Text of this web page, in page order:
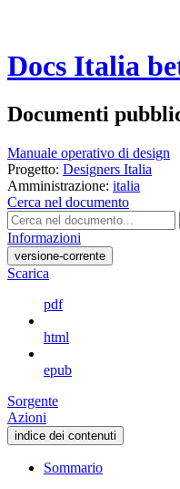
Docs Italia
Documenti
Manuale operativo di design
Progetto: Designers Italia
Amministrazione: italia
Cerca nel documento
Informazioni
versione-corrente
Scarica
pdf
html
epub
Sorgente
Azioni
indice dei contenuti
Sommario